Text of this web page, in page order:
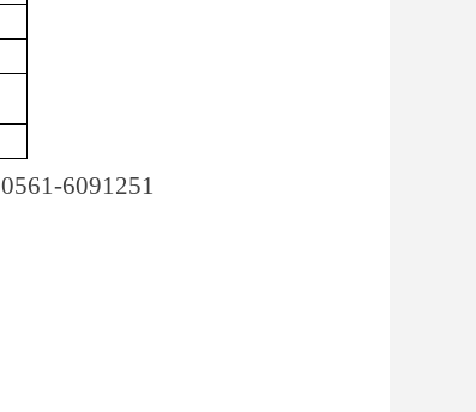
0561-6091251